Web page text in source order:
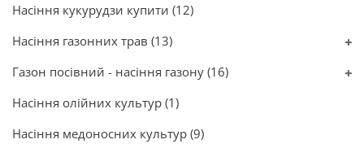
Насіння кукурудзи купити (12)
Насіння газонних трав (13)
Газон посівний - насіння газону (16)
Насіння олійних культур (1)
Насіння медоносних культур (9)